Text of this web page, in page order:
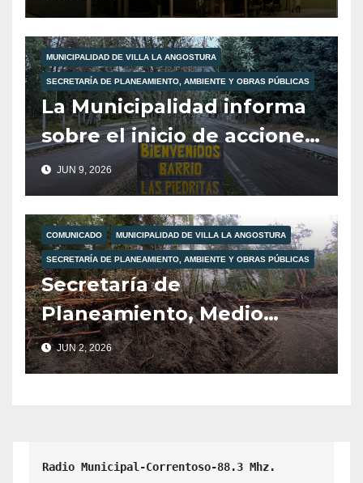
MUNICIPALIDAD DE VILLA LA ANGOSTURA
SECRETARÍA DE PLANEAMIENTO, AMBIENTE Y OBRAS PÚBLICAS
La Municipalidad informa
sobre el inicio de acciones
previas a la pavimentación
de Las Piedritas.
JUN 9, 2026
COMUNICADO MUNICIPALIDAD DE VILLA LA ANGOSTURA
SECRETARÍA DE PLANEAMIENTO, AMBIENTE Y OBRAS PÚBLICAS
Secretaría de
Planeamiento, Medio
Ambiente y Obra Pública –
Comunicado Institucional.
JUN 2, 2026
Radio Municipal-Correntoso-88.3 Mhz.